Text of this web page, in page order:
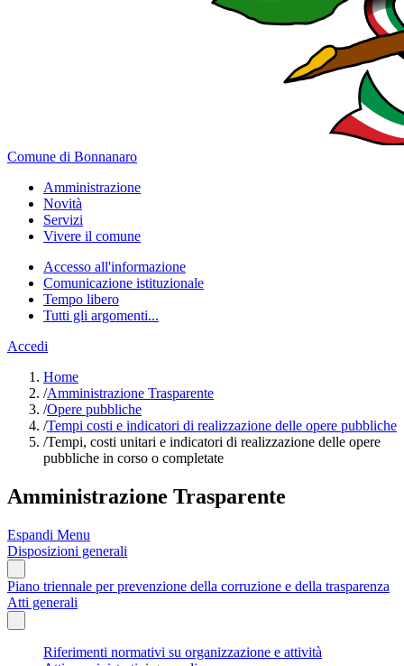
Comune di Bonnanaro
Amministrazione
Novità
Servizi
Vivere il comune
Accesso all'informazione
Comunicazione istituzionale
Tempo libero
Tutti gli argomenti...
Accedi
Home
/Amministrazione Trasparente
/Opere pubbliche
/Tempi costi e indicatori di realizzazione delle opere pubbliche
/Tempi, costi unitari e indicatori di realizzazione delle opere
pubbliche in corso o completate
Amministrazione Trasparente
Espandi Menu
Disposizioni generali
Piano triennale per prevenzione della corruzione e della trasparenza
Atti generali
Riferimenti normativi su organizzazione e attività